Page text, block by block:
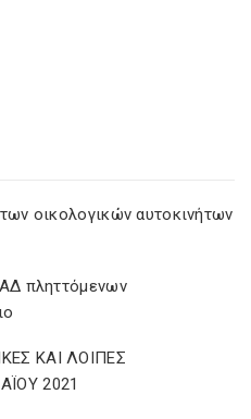
οικολογικών αυτοκινήτων
πληττόμενων
ΚΑΙ ΛΟΙΠΕΣ
2021